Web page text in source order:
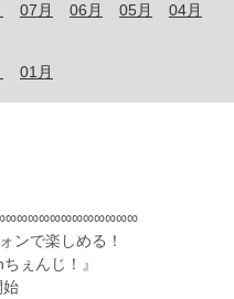
07月 06月 05月 04月
01月
ンで楽しめる！
ぇんじ！』
始